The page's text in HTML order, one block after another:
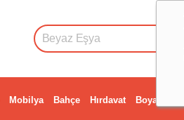
Mobilya Bahçe Hırdavat Boya